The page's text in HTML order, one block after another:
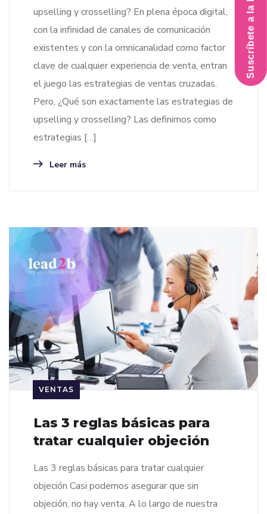
upselling y crosselling? En plena época digital,
con la infinidad de canales de comunicación
existentes y con la omnicanalidad como factor
clave de cualquier experiencia de venta, entran
el juego las estrategias de ventas cruzadas.
Pero, ¿Qué son exactamente las estrategias de
upselling y crosselling? Las definimos como
estrategias […]
Leer más
VENTAS
Las 3 reglas básicas para
tratar cualquier objeción
Las 3 reglas básicas para tratar cualquier
objeción Casi podemos asegurar que sin
objeción, no hay venta. A lo largo de nuestra